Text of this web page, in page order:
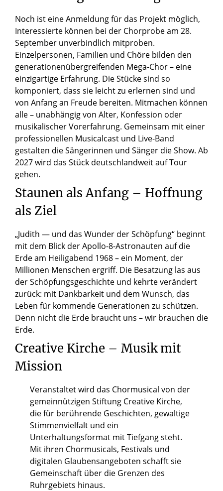
Noch ist eine Anmeldung für das Projekt möglich,
Interessierte können bei der Chorprobe am 28.
September unverbindlich mitproben.
Einzelpersonen, Familien und Chöre bilden den
generationenübergreifenden Mega-Chor – eine
einzigartige Erfahrung. Die Stücke sind so
komponiert, dass sie leicht zu erlernen sind und
von Anfang an Freude bereiten. Mitmachen können
alle – unabhängig von Alter, Konfession oder
musikalischer Vorerfahrung. Gemeinsam mit einer
professionellen Musicalcast und Live-Band
gestalten die Sängerinnen und Sänger die Show. Ab
2027 wird das Stück deutschlandweit auf Tour
gehen.
Staunen als Anfang – Hoffnung
als Ziel
„Judith — und das Wunder der Schöpfung“ beginnt
mit dem Blick der Apollo-8-Astronauten auf die
Erde am Heiligabend 1968 – ein Moment, der
Millionen Menschen ergriff. Die Besatzung las aus
der Schöpfungsgeschichte und kehrte verändert
zurück: mit Dankbarkeit und dem Wunsch, das
Leben für kommende Generationen zu schützen.
Denn nicht die Erde braucht uns – wir brauchen die
Erde.
Creative Kirche – Musik mit
Mission
Veranstaltet wird das Chormusical von der
gemeinnützigen Stiftung Creative Kirche,
die für berührende Geschichten, gewaltige
Stimmenvielfalt und ein
Unterhaltungsformat mit Tiefgang steht.
Mit ihren Chormusicals, Festivals und
digitalen Glaubensangeboten schafft sie
Gemeinschaft über die Grenzen des
Ruhrgebiets hinaus.